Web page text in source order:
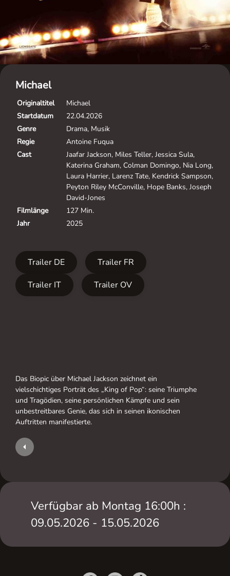
Michael
Originaltitel
Michael
Startdatum
22.04.2026
Genre
Drama, Musik
Regie
Antoine Fuqua
Cast
Jaafar Jackson, Miles Teller, Jessica Sula,
Katerina Graham, Colman Domingo, Nia Long,
Laura Harrier, Larenz Tate, Kendrick Sampson,
Peyton Riley McConville, Hope Banks, Joseph
David-Jones
Filmlänge
127 Min.
Jahr
2025
Trailer DE
Trailer FR
Trailer IT
Trailer OV
Das Biopic über Michael Jackson zeichnet ein
vielschichtiges Porträt des „King of Pop“: seine Triumphe
und Tragödien, seine persönlichen Kämpfe und sein
unbestreitbares Genie, das sich in seinen ikonischen
Auftritten manifestierte.
Verfügbar ab Montag 16:00h :
09.05.2026 - 15.05.2026